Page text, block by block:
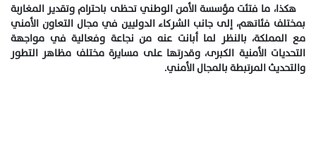
هكذا، ما فتئت مؤسسة الأمن الوطني تحظى باحترام وتقدير المغاربة
بمختلف فئاتهم، إلى جانب الشركاء الدوليين في مجال التعاون الأمني
مع المملكة، بالنظر لما أبانت عنه من نجاعة وفعالية في مواجهة
التحديات الأمنية الكبرى، وقدرتها على مسايرة مختلف مظاهر التطور
والتحديث المرتبطة بالمجال الأمني.